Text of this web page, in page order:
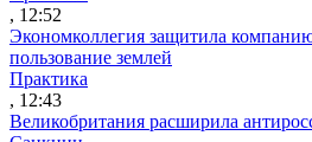
, 12:52
Экономколлегия защитила
пользование землей
Практика
, 12:43
Великобритания расширила